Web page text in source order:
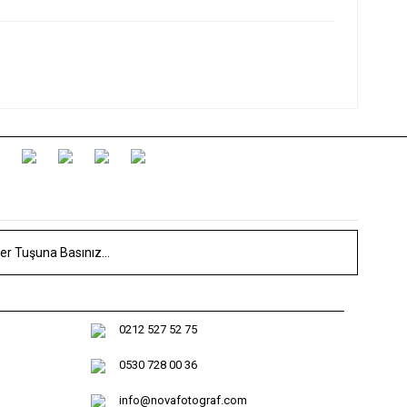
0212 527 52 75
0530 728 00 36
info@novafotograf.com